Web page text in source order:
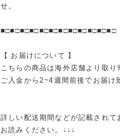
せ。
■□■□■□■□■□■□■□■□■□■□■□■□
【 お届けについて 】
こちらの商品は海外店舗より取り
ご入金から2~4週間前後でお届け
詳しい配送期間などが記載され
お読みください。↓↓↓